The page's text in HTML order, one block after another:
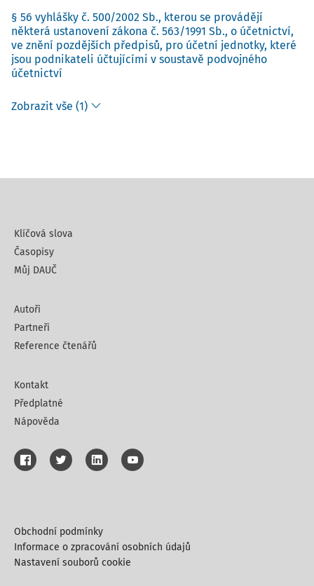
§ 56 vyhlášky č. 500/2002 Sb., kterou se provádějí
některá ustanovení zákona č. 563/1991 Sb., o účetnictví,
ve znění pozdějších předpisů, pro účetní jednotky, které
jsou podnikateli účtujícími v soustavě podvojného
účetnictví
Zobrazit vše (1)
Klíčová slova
Časopisy
Můj DAUČ
Autoři
Partneři
Reference čtenářů
Kontakt
Předplatné
Nápověda
Obchodní podmínky
Informace o zpracování osobních údajů
Nastavení souborů cookie